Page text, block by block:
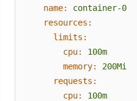
name:
container-0
resources:
limits:
cpu:
100m
memory:
200Mi
requests:
cpu:
100m